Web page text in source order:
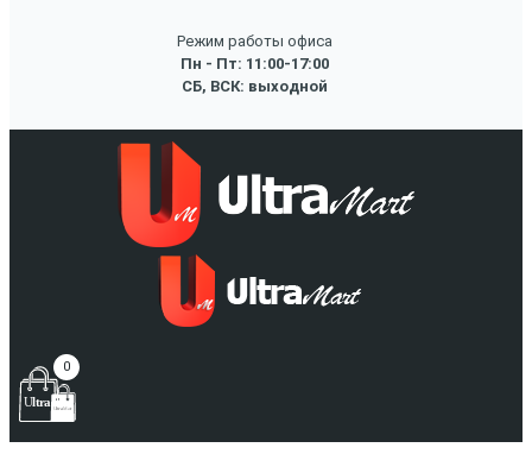
Режим работы офиса
Пн - Пт: 11:00-17:00
СБ, ВСК: выходной
0